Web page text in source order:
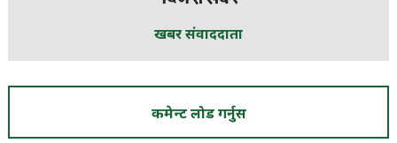
खबर संवाददाता
कमेन्ट लोड गर्नुस